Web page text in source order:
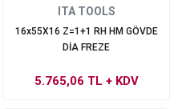
ITA TOOLS
16x55X16 Z=1+1 RH HM GÖVDE
DİA FREZE
5.765,06 TL + KDV